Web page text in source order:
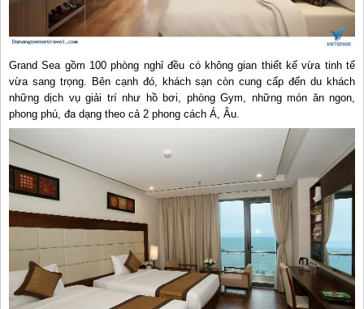
Grand Sea gồm 100 phòng nghỉ đều có không gian thiết kế vừa tinh tế
vừa sang trọng. Bên cạnh đó, khách sạn còn cung cấp đến du khách
những dịch vụ giải trí như hồ bơi, phòng Gym, những món ăn ngon,
phong phú, đa dạng theo cả 2 phong cách Á, Âu.